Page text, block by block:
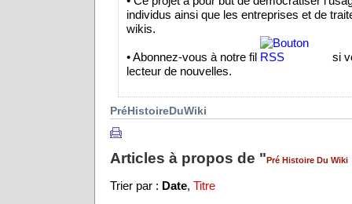
individus ainsi que les entreprises et de
wikis.
• Abonnez-vous à notre fil
si
lecteur de nouvelles.
PréHistoireDuWiki
Articles à propos de "Pré Histoire Du Wiki
Trier par : Date, Titre